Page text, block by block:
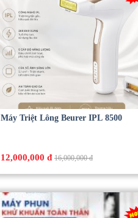
Máy Triệt Lông Beurer IPL 8500
12,000,000 đ 16,000,000 đ